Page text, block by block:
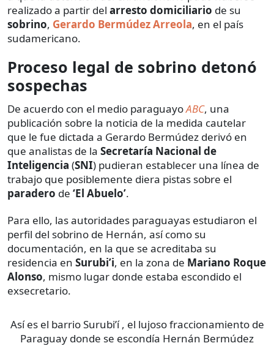
realizado a partir del arresto domiciliario de su
sobrino, Gerardo Bermúdez Arreola, en el país
sudamericano.
Proceso legal de sobrino detonó
sospechas
De acuerdo con el medio paraguayoABC, una
publicación sobre la noticia de la medida cautelar
que le fue dictada a Gerardo Bermúdez derivó en
que analistas de la Secretaría Nacional de
Inteligencia (SNI) pudieran establecer una línea de
trabajo que posiblemente diera pistas sobre el
paradero de ‘El Abuelo’.
Para ello, las autoridades paraguayas estudiaron el
perfil del sobrino de Hernán, así como su
documentación, en la que se acreditaba su
residencia en Surubi’i, en la zona de Mariano Roque
Alonso, mismo lugar donde estaba escondido el
exsecretario.
Así es el barrio Surubi’í , el lujoso fraccionamiento de
Paraguay donde se escondía Hernán Bermúdez